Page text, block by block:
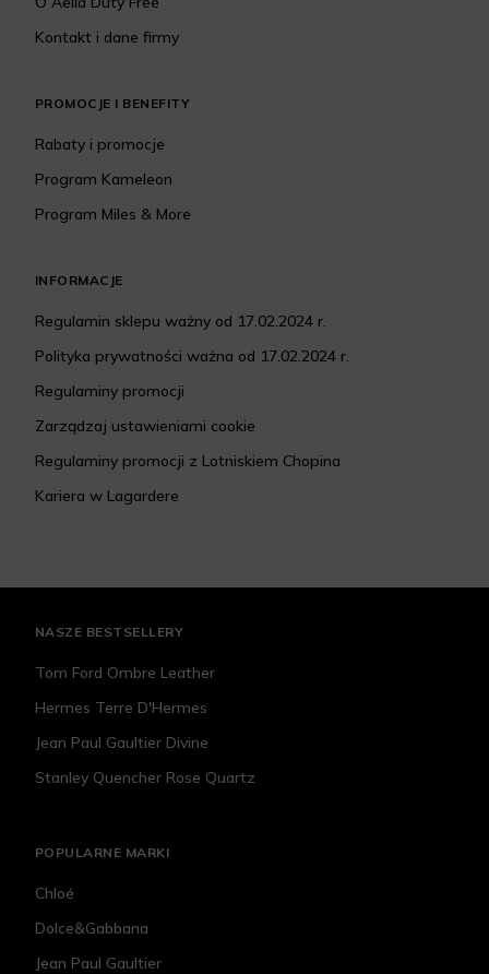
Kontakt i dane firmy
PROMOCJE I BENEFITY
Rabaty i promocje
Program Kameleon
Program Miles & More
INFORMACJE
Regulamin sklepu ważny od 17.02.2024 r.
Polityka prywatności ważna od 17.02.2024 r.
Regulaminy promocji
Zarządzaj ustawieniami cookie
Regulaminy promocji z Lotniskiem Chopina
Kariera w Lagardere
NASZE BESTSELLERY
Tom Ford Ombre Leather
Hermes Terre D'Hermes
Jean Paul Gaultier Divine
Stanley Quencher Rose Quartz
POPULARNE MARKI
Chloé
Dolce&Gabbana
Jean Paul Gaultier